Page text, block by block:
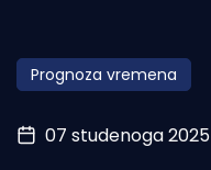
Obala
Otoci
Turizam i nautika
Prognoza vremena
07 studenoga 2025